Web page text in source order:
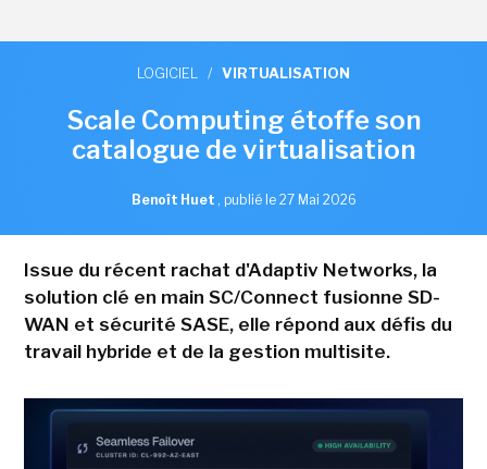
LOGICIEL / VIRTUALISATION
Scale Computing étoffe son
catalogue de virtualisation
Benoît Huet , publié le 27 Mai 2026
Issue du récent rachat d'Adaptiv Networks, la
solution clé en main SC/Connect fusionne SD-
WAN et sécurité SASE, elle répond aux défis du
travail hybride et de la gestion multisite.